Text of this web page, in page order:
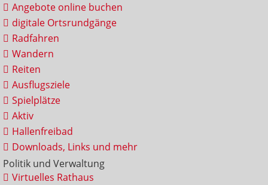
Angebote online buchen
digitale Ortsrundgänge
Radfahren
Wandern
Reiten
Ausflugsziele
Spielplätze
Aktiv
Hallenfreibad
Downloads, Links und mehr
Politik und Verwaltung
Virtuelles Rathaus